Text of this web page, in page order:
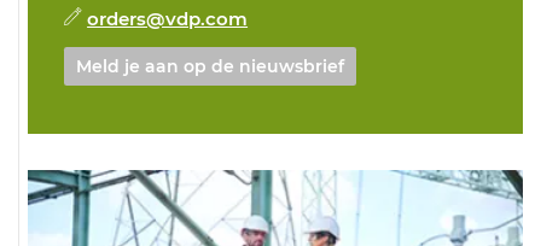
orders@vdp.com
Meld je aan op de nieuwsbrief